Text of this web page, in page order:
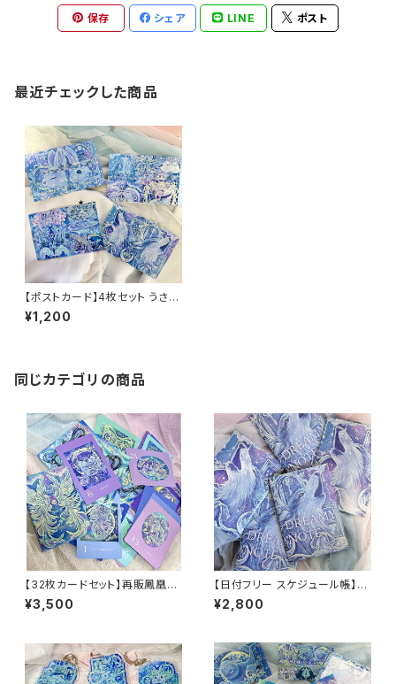
保存 シェア LINE ポスト
最近チェックした商品
【ポストカード】4枚セット うさぎ
オオカミ 手紙 約100mm×148
mm
¥1,200
同じカテゴリの商品
【32枚カードセット】再販鳳凰パ
ッケージ DREAMY VISION オ
ラクルカード 絵 意味
¥3,500
【日付フリー スケジュール帳】D
REAMY NOTE(オオカミ)
¥2,800